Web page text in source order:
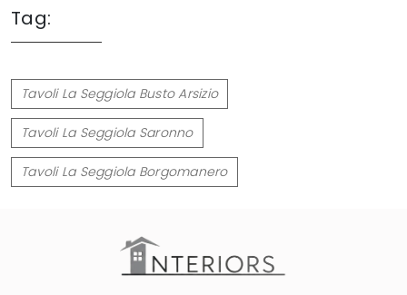
Tag:
Tavoli La Seggiola Busto Arsizio
Tavoli La Seggiola Saronno
Tavoli La Seggiola Borgomanero